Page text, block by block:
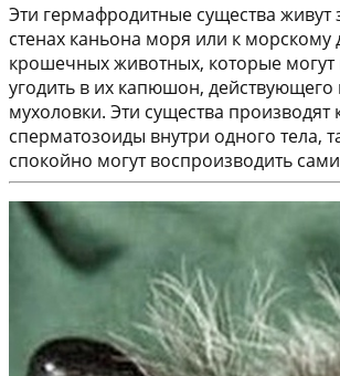
Эти гермафродитные существа живут
стенах каньона моря или к морскому
крошечных животных, которые могут
угодить в их капюшон,
мухоловки. Эти существа производят
сперматозоиды внутри одного тела,
спокойно могут воспроизводить